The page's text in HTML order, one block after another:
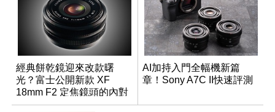
經典餅乾鏡迎來改款曙
光？富士公開新款 XF
18mm F2 定焦鏡頭的內對
焦專利
AI加持入門全幅機新篇
章！Sony A7C II快速評測